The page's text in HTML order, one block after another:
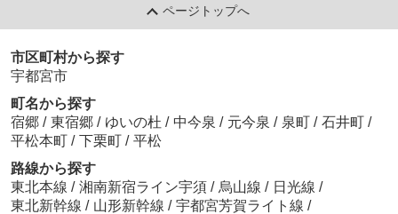
ページトップへ
市区町村から探す
宇都宮市
町名から探す
宿郷 / 東宿郷 / ゆいの杜 / 中今泉 / 元今泉 / 泉町 / 石井町 /
平松本町 / 下栗町 / 平松
路線から探す
東北本線 / 湘南新宿ライン宇須 / 烏山線 / 日光線 /
東北新幹線 / 山形新幹線 / 宇都宮芳賀ライト線 /